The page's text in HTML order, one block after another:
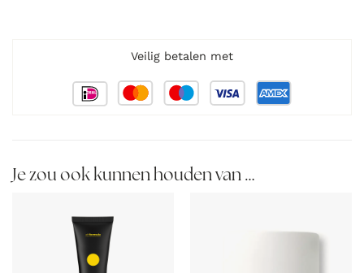
Veilig betalen met
Je zou ook kunnen houden van …